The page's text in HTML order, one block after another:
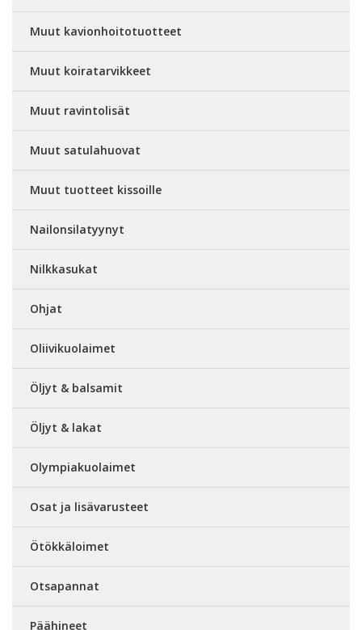
Muut kavionhoitotuotteet
Muut koiratarvikkeet
Muut ravintolisät
Muut satulahuovat
Muut tuotteet kissoille
Nailonsilatyynyt
Nilkkasukat
Ohjat
Oliivikuolaimet
Öljyt & balsamit
Öljyt & lakat
Olympiakuolaimet
Osat ja lisävarusteet
Ötökkäloimet
Otsapannat
Päähineet